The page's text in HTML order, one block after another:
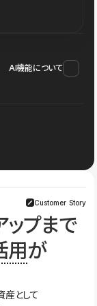
AI機能について
Customer Story
ップまで
用が
産として